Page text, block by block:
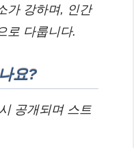
가 강하며, 인간
로 다룹니다.
요?
공개되며 스트